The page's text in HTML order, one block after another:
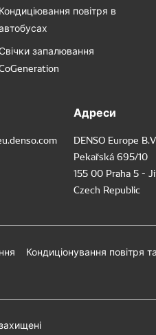
Кондиціювання повітря в
Свічки запалювання
Адреси
DENSO Europe B.V
Pekařská 695/10
155 00 Praha 5 -
Czech Republic
Кондиціонування повітря